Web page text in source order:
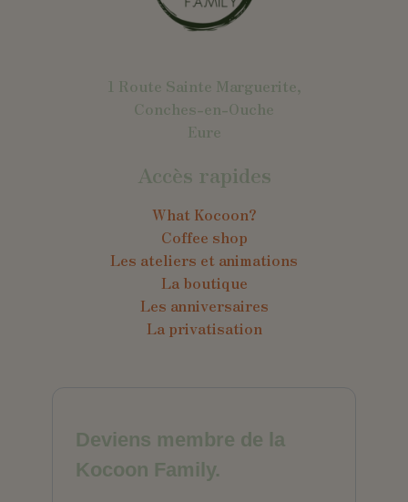
1 Route Sainte Marguerite,
Conches-en-Ouche
Eure
Accès rapides
What Kocoon?
Coffee shop
Les ateliers et animations
La boutique
Les anniversaires
La privatisation
Deviens membre de la
Kocoon Family.